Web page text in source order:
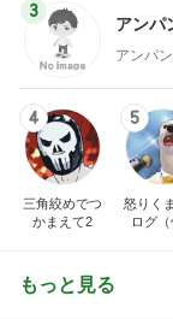
3
アンパ
アンパ
4
三角絞めでつ
かまえて2
5
怒りく
ログ（
もっと見る